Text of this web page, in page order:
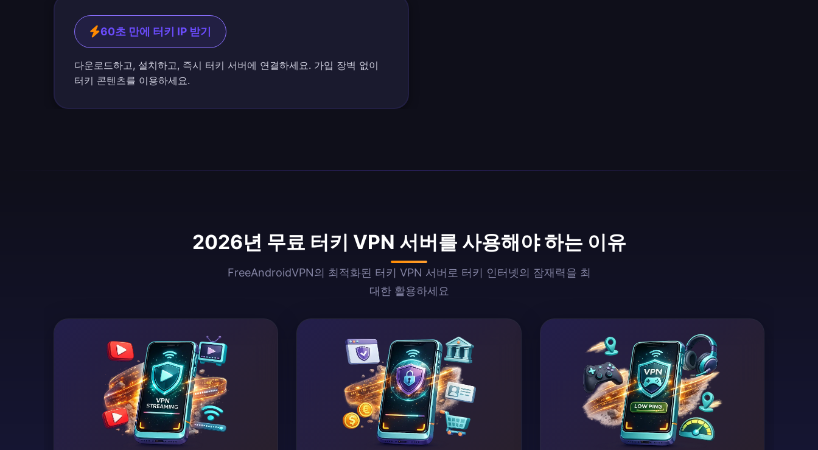
60초 만에 터키 IP 받기
다운로드하고, 설치하고, 즉시 터키 서버에 연결하세요. 가입 장벽 없이
터키 콘텐츠를 이용하세요.
2026년 무료 터키 VPN 서버를 사용해야 하는 이유
FreeAndroidVPN의 최적화된 터키 VPN 서버로 터키 인터넷의 잠재력을 최
대한 활용하세요